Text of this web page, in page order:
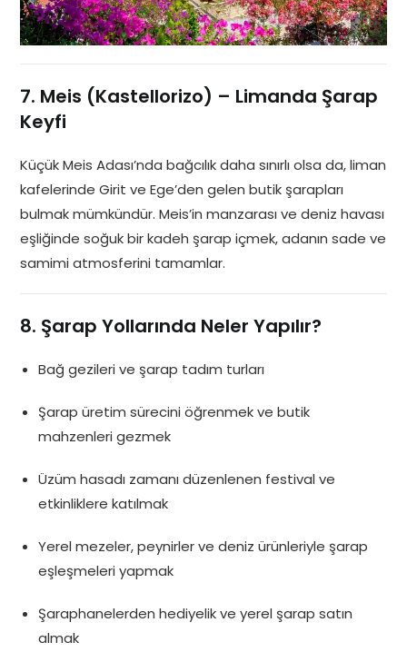
7. Meis (Kastellorizo) – Limanda Şarap
Keyfi
Küçük Meis Adası’nda bağcılık daha sınırlı olsa da, liman
kafelerinde Girit ve Ege’den gelen butik şarapları
bulmak mümkündür. Meis’in manzarası ve deniz havası
eşliğinde soğuk bir kadeh şarap içmek, adanın sade ve
samimi atmosferini tamamlar.
8. Şarap Yollarında Neler Yapılır?
Bağ gezileri ve şarap tadım turları
Şarap üretim sürecini öğrenmek ve butik
mahzenleri gezmek
Üzüm hasadı zamanı düzenlenen festival ve
etkinliklere katılmak
Yerel mezeler, peynirler ve deniz ürünleriyle şarap
eşleşmeleri yapmak
Şaraphanelerden hediyelik ve yerel şarap satın
almak